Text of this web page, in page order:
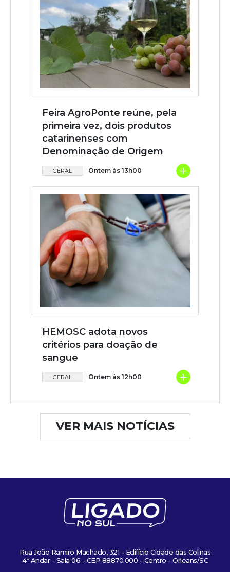
Feira AgroPonte reúne, pela
primeira vez, dois produtos
catarinenses com
Denominação de Origem
GERAL Ontem às 13h00 +
HEMOSC adota novos
critérios para doação de
sangue
GERAL Ontem às 12h00 +
VER MAIS NOTÍCIAS
Rua João Ramiro Machado, 321 - Edifício Cidade das Colinas
4º Andar - Sala 06 - CEP 88870.000 - Centro - Orleans/SC